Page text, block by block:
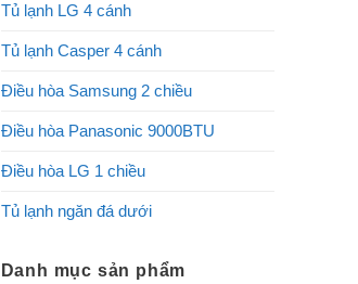
Tủ lạnh LG 4 cánh
Tủ lạnh Casper 4 cánh
Điều hòa Samsung 2 chiều
Điều hòa Panasonic 9000BTU
Điều hòa LG 1 chiều
Tủ lạnh ngăn đá dưới
Danh mục sản phẩm